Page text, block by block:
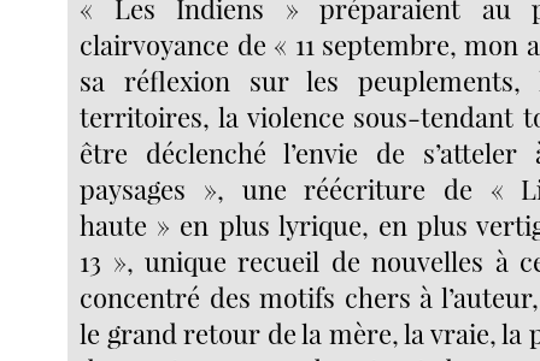
« Les Indiens » préparaient au
clairvoyance de « 11 septembre, mon
sa réflexion sur les peuplements,
territoires, la violence sous-tendant
être déclenché l’envie de
paysages », une réécriture de «
haute » en plus lyrique, en plus
13 », unique recueil de nouvelles à
concentré des motifs chers à
le grand retour de la mère, la vraie, la